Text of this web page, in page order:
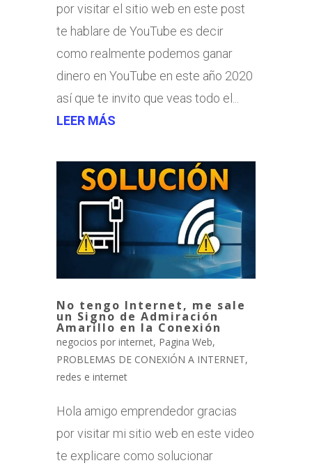
por visitar el sitio web en este post
te hablare de YouTube es decir
como realmente podemos ganar
dinero en YouTube en este año 2020
así que te invito que veas todo el...
LEER MÁS
No tengo Internet, me sale
un Signo de Admiración
Amarillo en la Conexión
negocios por internet, Pagina Web,
PROBLEMAS DE CONEXIÓN A INTERNET,
redes e internet
Hola amigo emprendedor gracias
por visitar mi sitio web en este video
te explicare como solucionar